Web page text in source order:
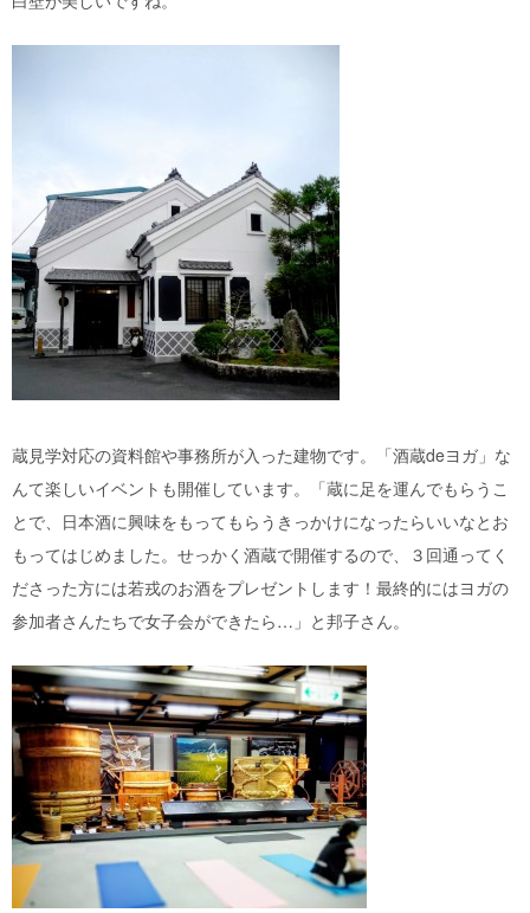
蔵見学対応の資料館や事務所が入った建物です。「酒蔵deヨガ」な
んて楽しいイベントも開催しています。「蔵に足を運んでもらうこ
とで、日本酒に興味をもってもらうきっかけになったらいいなとお
もってはじめました。せっかく酒蔵で開催するので、３回通ってく
ださった方には若戎のお酒をプレゼントします！最終的にはヨガの
参加者さんたちで女子会ができたら…」と邦子さん。